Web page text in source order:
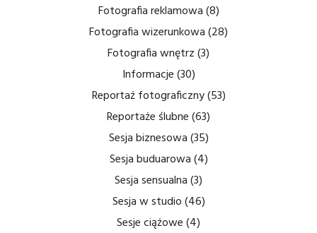
Fotografia reklamowa(8)
Fotografia wizerunkowa(28)
Fotografia wnętrz(3)
Informacje(30)
Reportaż fotograficzny(53)
Reportaże ślubne(63)
Sesja biznesowa(35)
Sesja buduarowa(4)
Sesja sensualna(3)
Sesja w studio(46)
Sesje ciążowe(4)